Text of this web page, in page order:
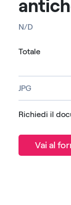
N/D
Totale
JPG
Richiedi il
Vai al